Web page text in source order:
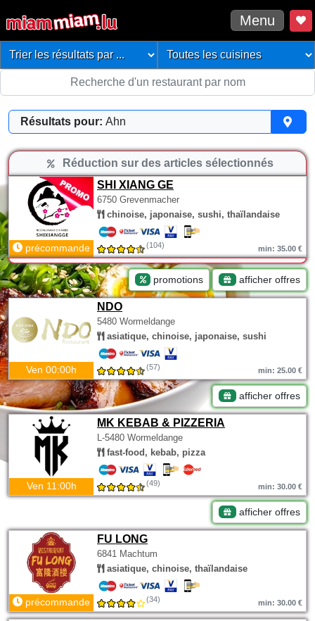
Menu
Résultats pour: Ahn
Réduction sur des articles sélectionnés
SHI XIANG GE
6750 Grevenmacher
chinoise, japonaise, sushi, thaïlandaise
précommande (104) min: 35.00 €
promotions afficher offres
NDO
5480 Wormeldange
asiatique, chinoise, japonaise, sushi
Ven 00:00h (57) min: 25.00 €
afficher offres
MK KEBAB & PIZZERIA
L-5480 Wormeldange
fast-food, kebab, pizza
Ven 11:00h (49) min: 30.00 €
afficher offres
FU LONG
6841 Machtum
asiatique, chinoise, thaïlandaise
précommande (34) min: 30.00 €